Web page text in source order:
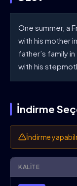
One summer, a
with his mother
father’s family
with his
İndirme
İndirme
KALITE